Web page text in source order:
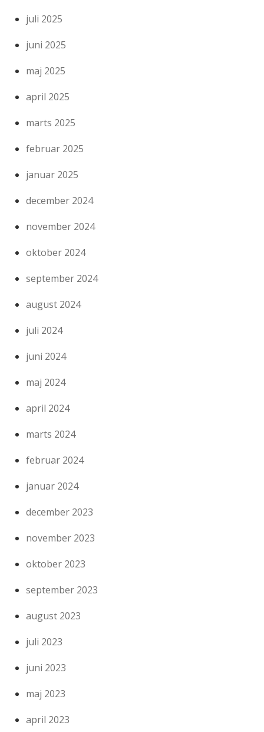
juli 2025
juni 2025
maj 2025
april 2025
marts 2025
februar 2025
januar 2025
december 2024
november 2024
oktober 2024
september 2024
august 2024
juli 2024
juni 2024
maj 2024
april 2024
marts 2024
februar 2024
januar 2024
december 2023
november 2023
oktober 2023
september 2023
august 2023
juli 2023
juni 2023
maj 2023
april 2023